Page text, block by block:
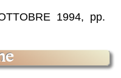
1994, pp.